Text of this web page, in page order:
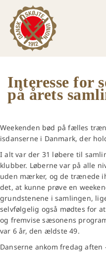
Interesse for
på årets
Weekenden bød på fælles
isdanserne i Danmark, der
I alt var der 31 løbere til
klubber. Løberne var på alle
uden mærker, og de trænede
det, at kunne prøve en
grundstenene i samlingen,
selvfølgelig også mødtes for
og fremvise sæsonens
var 6 år, den ældste 49.
Danserne ankom fredag